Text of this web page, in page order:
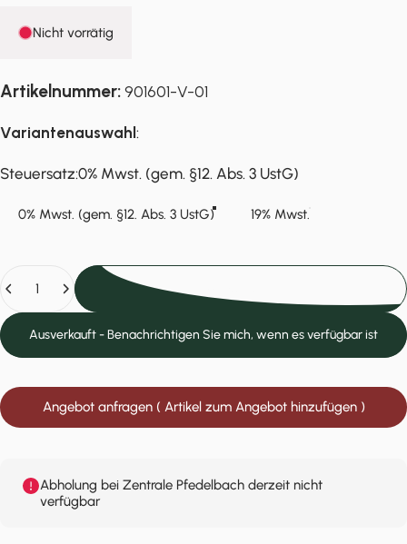
Nicht vorrätig
Artikelnummer:901601-V-01
Variantenauswahl :
Steuersatz
Steuersatz:0% Mwst. (gem. §12. Abs. 3 UstG)
0% Mwst. (gem. §12. Abs. 3 UstG) 19% Mwst.
Ausverkauft - Benachrichtigen Sie mich, wenn es verfügbar ist
Angebot anfragen ( Artikel zum Angebot hinzufügen )
Abholung bei Zentrale Pfedelbach derzeit nicht
verfügbar